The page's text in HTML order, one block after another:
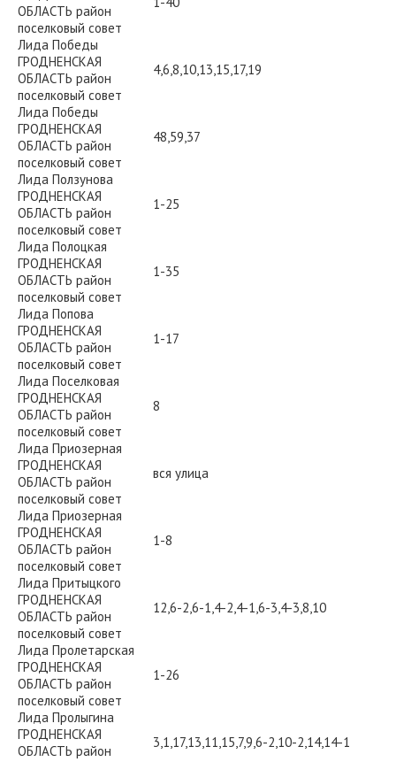
ОБЛАСТЬ район
поселковый совет
Лида Победы
ГРОДНЕНСКАЯ
ОБЛАСТЬ район
поселковый совет
4,6,8,10,13,15,17,19
Лида Победы
ГРОДНЕНСКАЯ
ОБЛАСТЬ район
поселковый совет
48,59,37
Лида Ползунова
ГРОДНЕНСКАЯ
ОБЛАСТЬ район
поселковый совет
1-25
Лида Полоцкая
ГРОДНЕНСКАЯ
ОБЛАСТЬ район
поселковый совет
1-35
Лида Попова
ГРОДНЕНСКАЯ
ОБЛАСТЬ район
поселковый совет
1-17
Лида Поселковая
ГРОДНЕНСКАЯ
ОБЛАСТЬ район
поселковый совет
8
Лида Приозерная
ГРОДНЕНСКАЯ
ОБЛАСТЬ район
поселковый совет
вся улица
Лида Приозерная
ГРОДНЕНСКАЯ
ОБЛАСТЬ район
поселковый совет
1-8
Лида Притыцкого
ГРОДНЕНСКАЯ
ОБЛАСТЬ район
поселковый совет
12,6-2,6-1,4-2,4-1,6-3,4-3,8,10
Лида Пролетарская
ГРОДНЕНСКАЯ
ОБЛАСТЬ район
поселковый совет
1-26
Лида Пролыгина
ГРОДНЕНСКАЯ
ОБЛАСТЬ район
3,1,17,13,11,15,7,9,6-2,10-2,14,14-1